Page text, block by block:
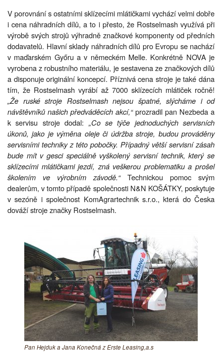
V porovnání s ostatními sklízecími mlátičkami vychází velmi dobře
i cena náhradních dílů, a to i přesto, že Rostselmash využívá při
výrobě svých strojů výhradně značkové komponenty od předních
dodavatelů. Hlavní sklady náhradních dílů pro Evropu se nachází
v maďarském Győru a v německém Melle. Konkrétně NOVA je
vyrobena z robustního materiálu, je sestavena ze značkových dílů
a disponuje originální koncepcí. Příznivá cena stroje je také dána
tím, že Rostselmash vyrábí až 7000 sklízecích mlátiček ročně!
„Že ruské stroje Rostselmash nejsou špatné, slýcháme i od
návštěvníků našich předváděcích akcí,“prozradil pan Nezbeda a
k servisu stroje dodal: „Co se týče jednoduchých servisních
úkonů, jako je výměna oleje či údržba stroje, budou prováděny
servisními techniky z této pobočky. Případný větší servisní zásah
bude mít v gesci speciálně vyškolený servisní technik, který se
sklízecími mlátičkami jezdí, zná veškerou problematiku a prošel
školením ve výrobním závodě.“Technickou pomoc svým
dealerům, v tomto případě společnosti N&N KOŠÁTKY, poskytuje
v sezóně i společnost KomAgrartechnik s.r.o., která do Česka
dováží stroje značky Rostselmash.
Pan Hejduk a Jana Konečná z Erste Leasing,a.s